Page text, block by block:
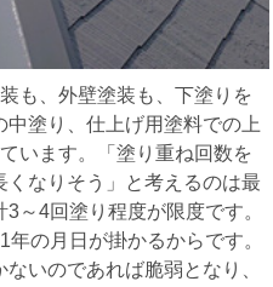
も、外壁塗装も、下塗りを
塗り、仕上げ用塗料での上
います。「塗り重ね回数を
くなりそう」と考えるのは最
～4回塗り程度が限度です。
の月日が掛かるからです。
いのであれば脆弱となり、